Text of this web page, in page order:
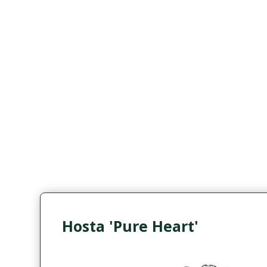
Hosta 'Pure Heart'